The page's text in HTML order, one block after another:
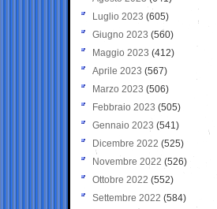
Luglio 2023 (605)
Giugno 2023 (560)
Maggio 2023 (412)
Aprile 2023 (567)
Marzo 2023 (506)
Febbraio 2023 (505)
Gennaio 2023 (541)
Dicembre 2022 (525)
Novembre 2022 (526)
Ottobre 2022 (552)
Settembre 2022 (584)